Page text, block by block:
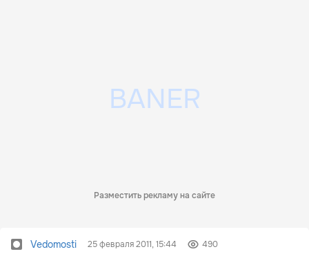
Разместить рекламу на сайте
Vedomosti 25 февраля 2011, 15:44 490